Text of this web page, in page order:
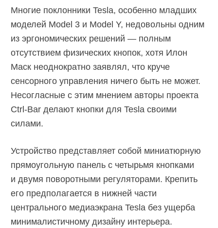
Многие поклонники Tesla, особенно младших
моделей Model 3 и Model Y, недовольны одним
из эргономических решений — полным
отсутствием физических кнопок, хотя Илон
Маск неоднократно заявлял, что круче
сенсорного управления ничего быть не может.
Несогласные с этим мнением авторы проекта
Ctrl-Bar делают кнопки для Tesla своими
силами.
Устройство представляет собой миниатюрную
прямоугольную панель с четырьмя кнопками
и двумя поворотными регуляторами. Крепить
его предполагается в нижней части
центрального медиаэкрана Tesla без ущерба
минималистичному дизайну интерьера.